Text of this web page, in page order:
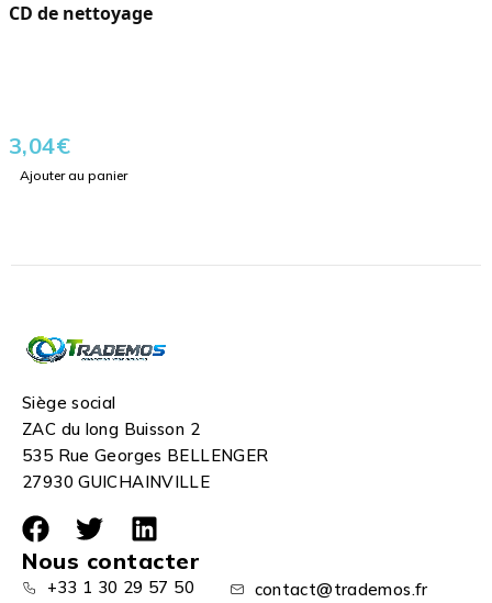
CD de nettoyage
3,04€
Ajouter au panier
Siège social
ZAC du long Buisson 2
535 Rue Georges BELLENGER
27930 GUICHAINVILLE
Nous contacter
+33 1 30 29 57 50
contact@trademos.fr